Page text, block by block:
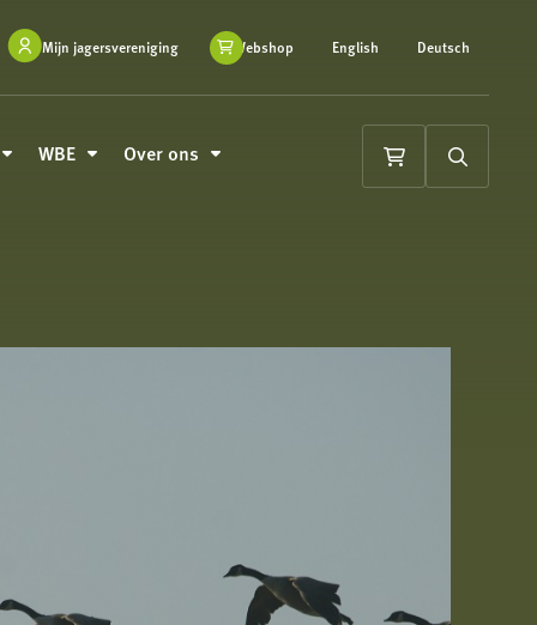
Mijn jagersvereniging Webshop English Deutsch
WBE Over ons
Winkelwagen
Zoeken